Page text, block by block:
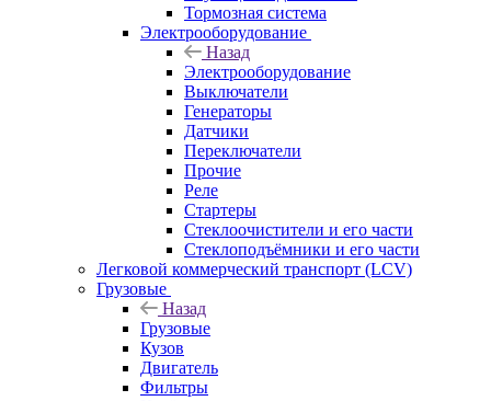
Тормозная система
Электрооборудование
Назад
Электрооборудование
Выключатели
Генераторы
Датчики
Переключатели
Прочие
Реле
Стартеры
Стеклоочистители и его части
Стеклоподъёмники и его части
Легковой коммерческий транспорт (LCV)
Грузовые
Назад
Грузовые
Кузов
Двигатель
Фильтры